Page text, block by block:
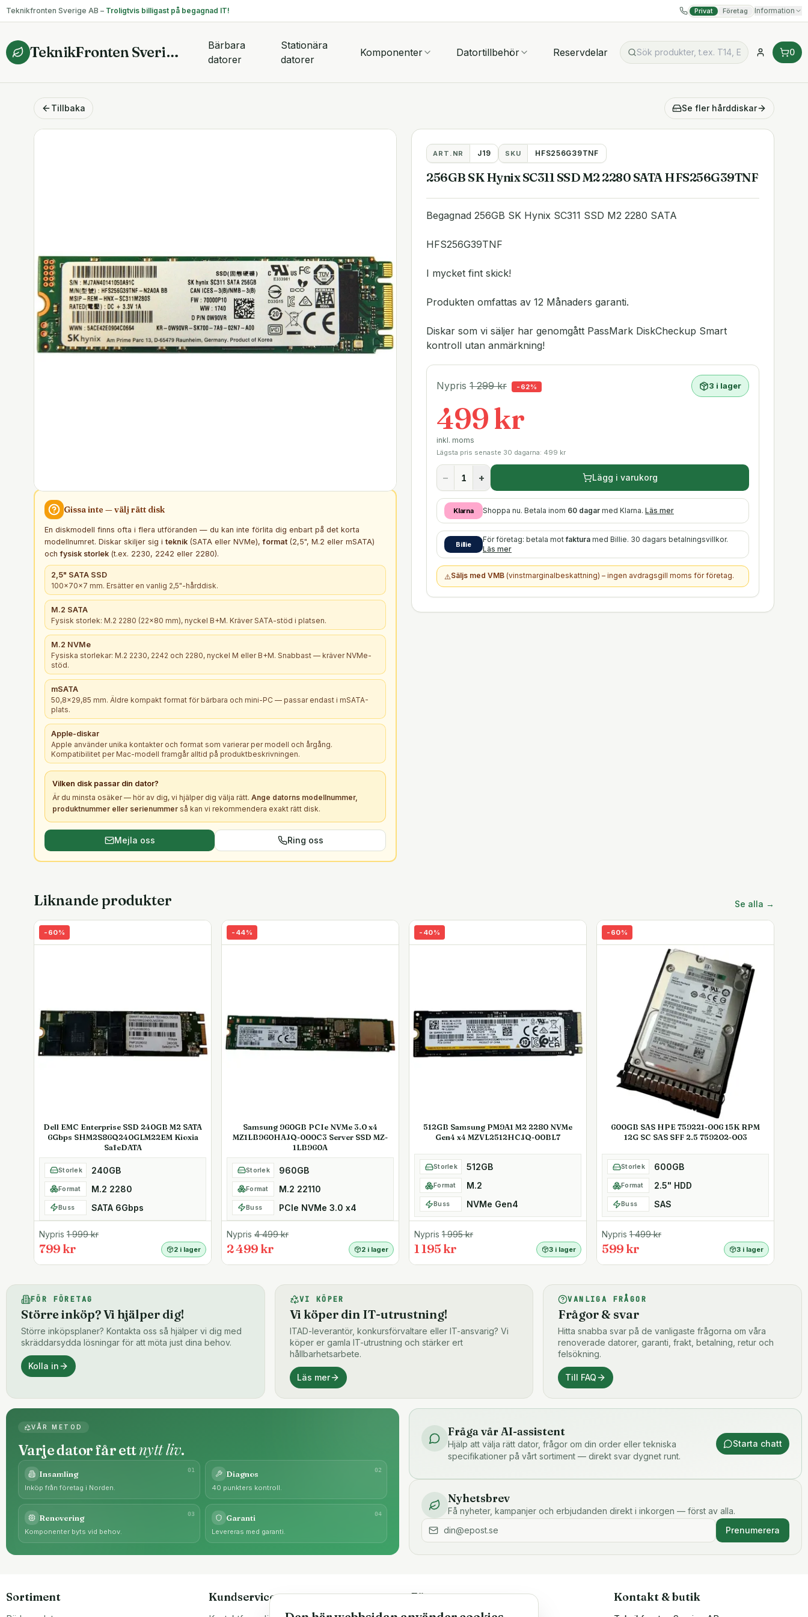
Teknikfronten Sverige AB – Troligtvis billigast på begagnad IT! Privat Företag Information
TeknikFronten Sverige AB
Bärbara
datorer
Stationära
datorer
Komponenter Datortillbehör Reservdelar 0
Tillbaka Se fler hårddiskar
Gissa inte — välj rätt disk
En diskmodell finns ofta i flera utföranden — du kan inte förlita dig enbart på det korta
modellnumret. Diskar skiljer sig i teknik (SATA eller NVMe),format (2,5", M.2 eller mSATA)
ochfysisk storlek (t.ex. 2230, 2242 eller 2280).
2,5" SATA SSD
100×70×7 mm. Ersätter en vanlig 2,5"-hårddisk.
M.2 SATA
Fysisk storlek: M.2 2280 (22×80 mm), nyckel B+M. Kräver SATA-stöd i platsen.
M.2 NVMe
Fysiska storlekar: M.2 2230, 2242 och 2280, nyckel M eller B+M. Snabbast — kräver NVMe-
stöd.
mSATA
50,8×29,85 mm. Äldre kompakt format för bärbara och mini-PC — passar endast i mSATA-
plats.
Apple-diskar
Apple använder unika kontakter och format som varierar per modell och årgång.
Kompatibilitet per Mac-modell framgår alltid på produktbeskrivningen.
Vilken disk passar din dator?
Är du minsta osäker — hör av dig, vi hjälper dig välja rätt. Ange datorns modellnummer,
produktnummer eller serienummer så kan vi rekommendera exakt rätt disk.
Mejla oss Ring oss
ART.NR J19 SKU HFS256G39TNF
256GB SK Hynix SC311 SSD M2 2280 SATA HFS256G39TNF
Begagnad 256GB SK Hynix SC311 SSD M2 2280 SATA
HFS256G39TNF
I mycket fint skick!
Produkten omfattas av 12 Månaders garanti.
Diskar som vi säljer har genomgått PassMark DiskCheckup Smart
kontroll utan anmärkning!
Nypris 1 299kr - 62% 3 i lager
499 kr
inkl. moms
Lägsta pris senaste 30 dagarna: 499 kr
− + Lägg i varukorg
Klarna Shoppa nu. Betala inom 60 dagar med Klarna. Läs mer
Billie
För företag: betala motfaktura med Billie. 30 dagars betalningsvillkor.
Läs mer
⚠️Säljs med VMB (vinstmarginalbeskattning) – ingen avdragsgill moms för företag.
Liknande produkter Se alla →
- 60%
Dell EMC Enterprise SSD 240GB M2 SATA
6Gbps SHM2S86Q240GLM22EM Kioxia
SafeDATA
Storlek 240GB
Format M.2 2280
Buss SATA 6Gbps
Nypris 1 999kr
799 kr 2 i lager
- 44%
Samsung 960GB PCIe NVMe 3.0 x4
MZ1LB960HAJQ-000C3 Server SSD MZ-
1LB960A
Storlek 960GB
Format M.2 22110
Buss PCIe NVMe 3.0 x4
Nypris 4 499kr
2 499 kr 2 i lager
- 40%
512GB Samsung PM9A1 M2 2280 NVMe
Gen4 x4 MZVL2512HCJQ-00BL7
Storlek 512GB
Format M.2
Buss NVMe Gen4
Nypris 1 995kr
1 195 kr 3 i lager
- 60%
600GB SAS HPE 759221-006 15K RPM
12G SC SAS SFF 2.5 759202-003
Storlek 600GB
Format 2.5" HDD
Buss SAS
Nypris 1 499kr
599 kr 3 i lager
FÖR FÖRETAG
Större inköp? Vi hjälper dig!
Större inköpsplaner? Kontakta oss så hjälper vi dig med
skräddarsydda lösningar för att möta just dina behov.
Kolla in
VI KÖPER
Vi köper din IT-utrustning!
ITAD-leverantör, konkursförvaltare eller IT-ansvarig? Vi
köper er gamla IT-utrustning och stärker ert
hållbarhetsarbete.
Läs mer
VANLIGA FRÅGOR
Frågor & svar
Hitta snabba svar på de vanligaste frågorna om våra
renoverade datorer, garanti, frakt, betalning, retur och
felsökning.
Till FAQ
VÅR METOD
Varje dator får ettnytt liv.
01
Insamling
Inköp från företag i Norden.
02
Diagnos
40 punkters kontroll.
03
Renovering
Komponenter byts vid behov.
04
Garanti
Levereras med garanti.
Fråga vår AI-assistent
Hjälp att välja rätt dator, frågor om din order eller tekniska
specifikationer på vårt sortiment — direkt svar dygnet runt.
Starta chatt
Nyhetsbrev
Få nyheter, kampanjer och erbjudanden direkt i inkorgen — först av alla.
Prenumerera
Sortiment Kundservice Företaget Kontakt & butik